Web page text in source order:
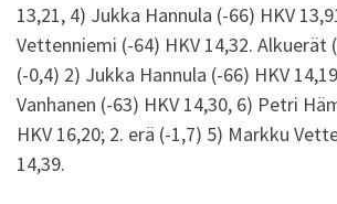
13,21, 4) Jukka Hannula (-66) HKV
Vettenniemi (-64) HKV 14,32. Alkuerät
(-0,4) 2) Jukka Hannula (-66) HKV
Vanhanen (-63) HKV 14,30, 6) Petri
HKV 16,20; 2. erä (-1,7) 5) Markku
14,39.